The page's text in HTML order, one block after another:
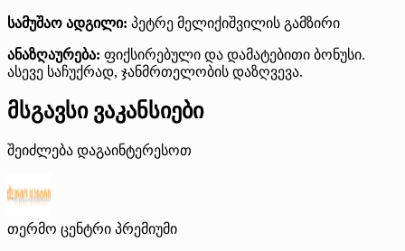
სამუშაო ადგილი: პეტრე მელიქიშვილის გამზირი
ანაზღაურება: ფიქსირებული და დამატებითი ბონუსი.
ასევე საჩუქრად, ჯანმრთელობის დაზღვევა.
მსგავსი ვაკანსიები
შეიძლება დაგაინტერესოთ
თერმო ცენტრი პრემიუმი